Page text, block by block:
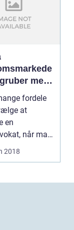
med
fordele
at
en
når man
en ny ...
2018